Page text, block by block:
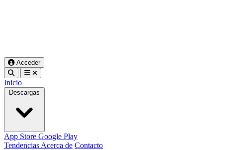
Acceder
Inicio
Descargas
App Store Google Play
Tendencias Acerca de Contacto